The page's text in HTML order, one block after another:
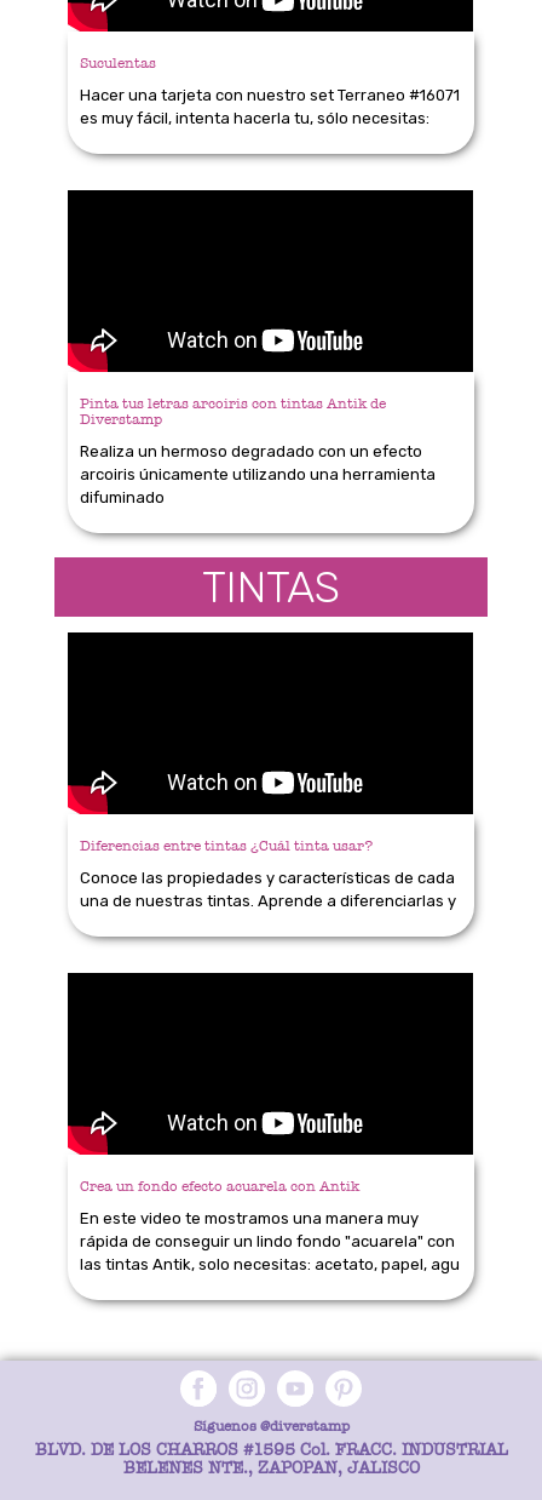
Suculentas
Hacer una tarjeta con nuestro set Terraneo #16071
es muy fácil, intenta hacerla tu, sólo necesitas:
Pinta tus letras arcoiris con tintas Antik de
Diverstamp
Realiza un hermoso degradado con un efecto
arcoiris únicamente utilizando una herramienta
difuminado
TINTAS
Diferencias entre tintas ¿Cuál tinta usar?
Conoce las propiedades y características de cada
una de nuestras tintas. Aprende a diferenciarlas y
Crea un fondo efecto acuarela con Antik
En este video te mostramos una manera muy
rápida de conseguir un lindo fondo "acuarela" con
las tintas Antik, solo necesitas: acetato, papel, agu
Síguenos @diverstamp
BLVD. DE LOS CHARROS #1595 Col. FRACC. INDUSTRIAL
BELENES NTE., ZAPOPAN, JALISCO